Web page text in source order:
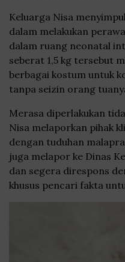
Keluarga Nisa
dalam melakukan
dalam ruang neonatal
seberat 1,5 kg tersebut
berbagai kostum untuk
tanpa seizin orang
Merasa diperlakukan
Nisa melaporkan pihak
dengan tuduhan
juga melapor ke Dinas
dan segera direspons
khusus pencari fakta